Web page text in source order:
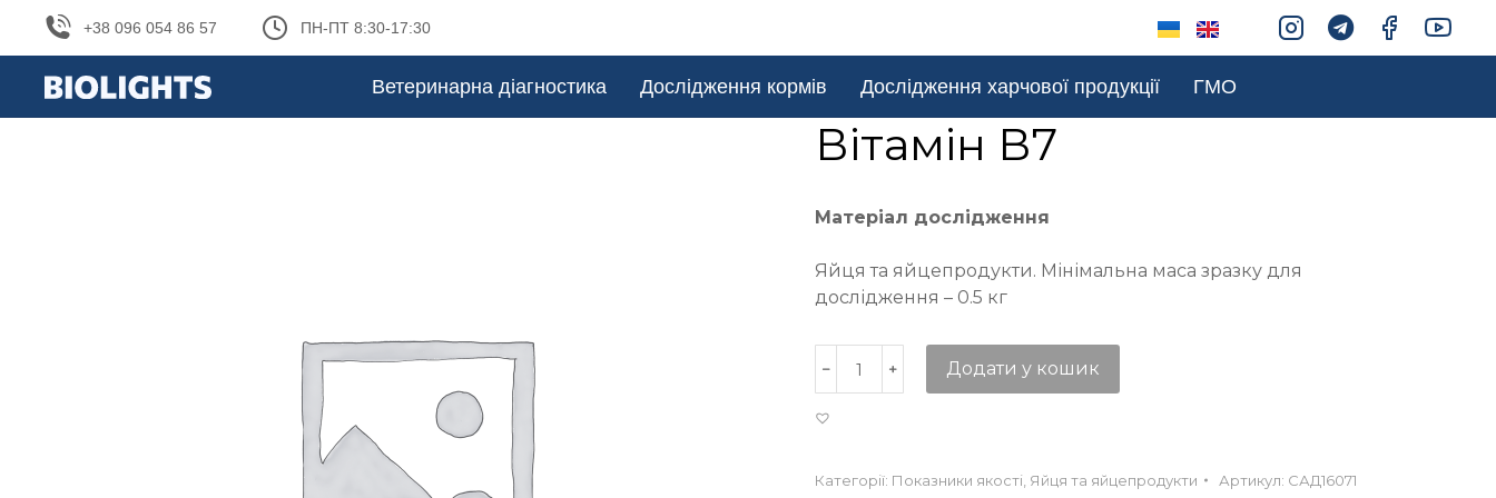
+38 096 054 86 57 ПН-ПТ 8:30-17:30
Ветеринарна діагностика Дослідження кормів Дослідження харчової продукції ГМО
Вітамін В7
Матеріал дослідження
Яйця та яйцепродукти. Мінімальна маса зразку для
дослідження – 0.5 кг
Додати у кошик
Категорії: Показники якості Яйця та яйцепродукти Артикул: САД16071